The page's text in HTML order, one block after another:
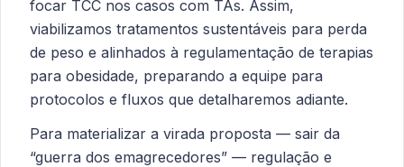
focar TCC nos casos com TAs. Assim,
viabilizamos tratamentos sustentáveis para perda
de peso e alinhados à regulamentação de terapias
para obesidade, preparando a equipe para
protocolos e fluxos que detalharemos adiante.
Para materializar a virada proposta — sair da
“guerra dos emagrecedores” — regulação e